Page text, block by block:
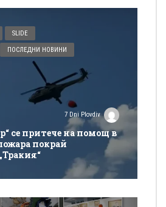
SLIDE
ПОСЛЕДНИ НОВИНИ
7 Dni Plovdiv
се притече на помощ в
покрай